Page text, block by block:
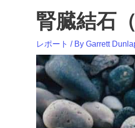
腎臓結石
レポート / By Garrett